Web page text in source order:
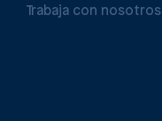
Trabaja con nosotros